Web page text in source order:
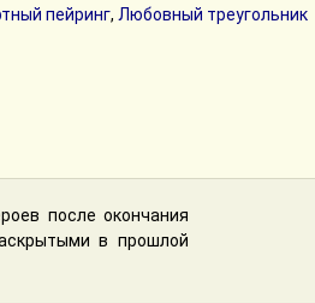
пейринг, Любовный треугольник
после окончания
в прошлой